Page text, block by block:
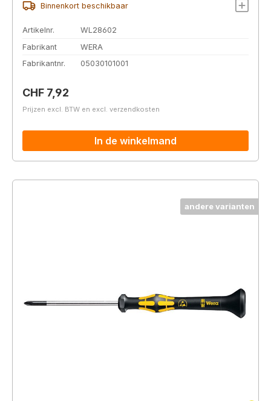
Binnenkort beschikbaar
Artikelnr.
WL28602
Fabrikant
WERA
Fabrikantnr.
05030101001
Normale prijs:
CHF 7,92
Prijzen excl. BTW en excl. verzendkosten
In de winkelmand
andere varianten